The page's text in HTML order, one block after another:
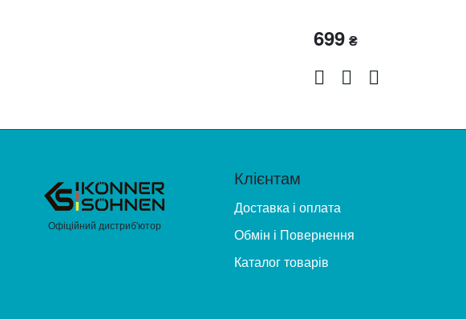
699₴
Офіційний дистриб'ютор
Клієнтам
Доставка і оплата
Обмін і Повернення
Каталог товарів